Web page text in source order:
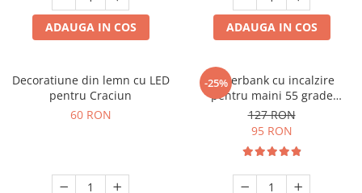
ADAUGA IN COS ADAUGA IN COS
Decoratiune din lemn cu LED
pentru Craciun
60 RON
-25%
Powerbank cu incalzire
pentru maini 55 grade
Bucuria frigurosilor
10000mAh
127 RON
95 RON